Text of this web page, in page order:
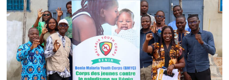
NATIONALE
OFFICIELLEMENT
LANCÉE